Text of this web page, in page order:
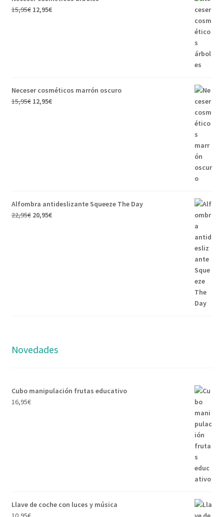
15,95€ 12,95€
Neceser cosméticos marrón oscuro
15,95€ 12,95€
Alfombra antideslizante Squeeze The Day
22,95€ 20,95€
Novedades
Cubo manipulación frutas educativo
16,95€
Llave de coche con luces y música